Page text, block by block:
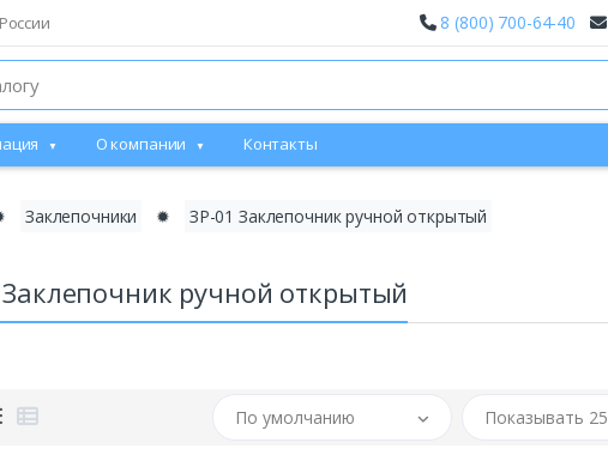
8 (800) 700-64-40
О компании Контакты
Заклепочники ✹ ЗР-01 Заклепочник ручной открытый
ручной открытый
По умолчанию Показывать 25